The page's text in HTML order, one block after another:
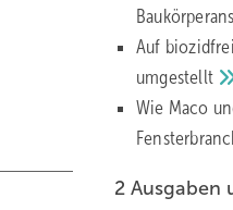
Auf
umgestellt
Wie Maco
2 Ausgaben